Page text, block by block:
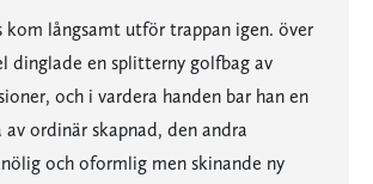
kom långsamt utför trappan igen. över
dinglade en splitterny golfbag av
och i vardera handen bar han en
av ordinär skapnad, den andra
och oformlig men skinande ny